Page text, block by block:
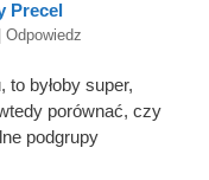
Precel
| Odpowiedz
byłoby super,
porównać, czy
podgrupy